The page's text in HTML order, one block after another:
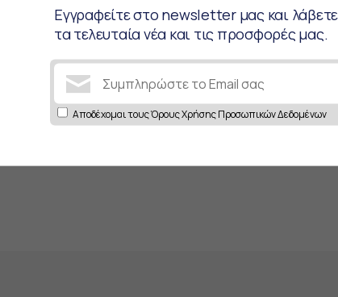
Εγγραφείτε στο newsletter μας και
τα τελευταία νέα και τις προσφορές μας.
Αποδέχομαι τουςΌρους Χρήσης Προσωπικών Δεδομένων